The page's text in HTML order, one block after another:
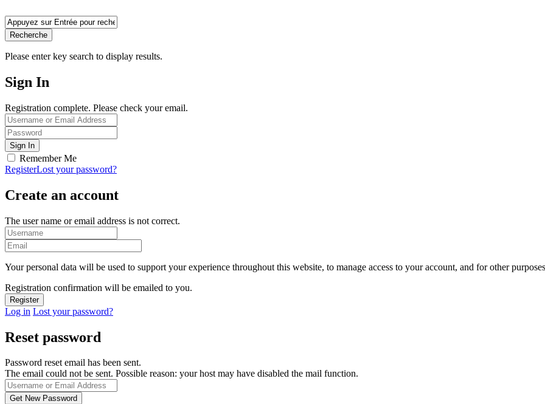
Recherche
Please enter key search to display results.
Sign In
Registration complete. Please check your email.
Remember Me
RegisterLost your password?
Create an account
The user name or email address is not correct.
Your personal data will be used to support your experience throughout this website, to manage access to your account, and for other
Registration confirmation will be emailed to you.
Log in Lost your password?
Reset password
Password reset email has been sent.
The email could not be sent. Possible reason: your host may have disabled the mail function.